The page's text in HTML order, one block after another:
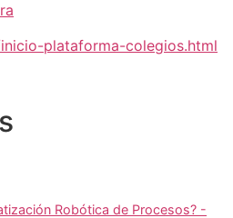
plataforma-colegios.html
Robótica de Procesos? -